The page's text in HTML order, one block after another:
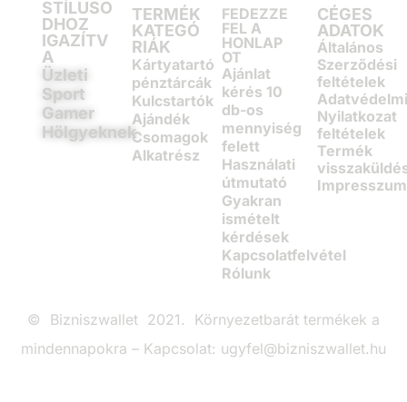
STÍLUSO
DHOZ
IGAZÍTV
A
Üzleti
Sport
Gamer
Hölgyeknek
TERMÉK
KATEGÓ
RIÁK
Kártyatartó
pénztárcák
Kulcstartók
Ajándék
Csomagok
Alkatrész
FEDEZZE
FEL A
HONLAP
OT
Ajánlat
kérés 10
db-os
mennyiség
felett
Használati
útmutató
Gyakran
ismételt
kérdések
Kapcsolatfelvétel
Rólunk
CÉGES
ADATOK
Általános
Szerződési
feltételek
Nyilatkozat
feltételek
Termék
Impresszum
© Bizniszwallet 2021. Környezetbarát termékek a
mindennapokra – Kapcsolat: ugyfel@bizniszwallet.hu